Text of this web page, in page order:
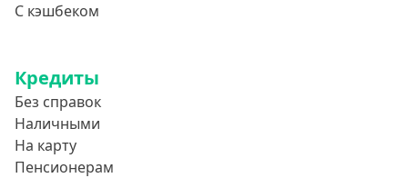
С кэшбеком
Кредиты
Без справок
Наличными
На карту
Пенсионерам